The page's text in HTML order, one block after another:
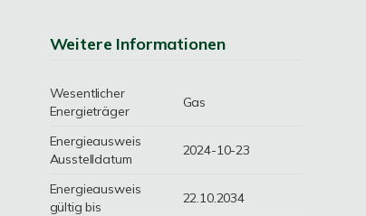
Weitere Informationen
Wesentlicher
Energieträger
Gas
Energieausweis
Ausstelldatum
2024-10-23
Energieausweis
gültig bis
22.10.2034